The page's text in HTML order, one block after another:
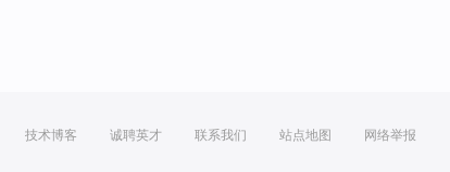
技术博客 诚聘英才 联系我们 站点地图 网络举报